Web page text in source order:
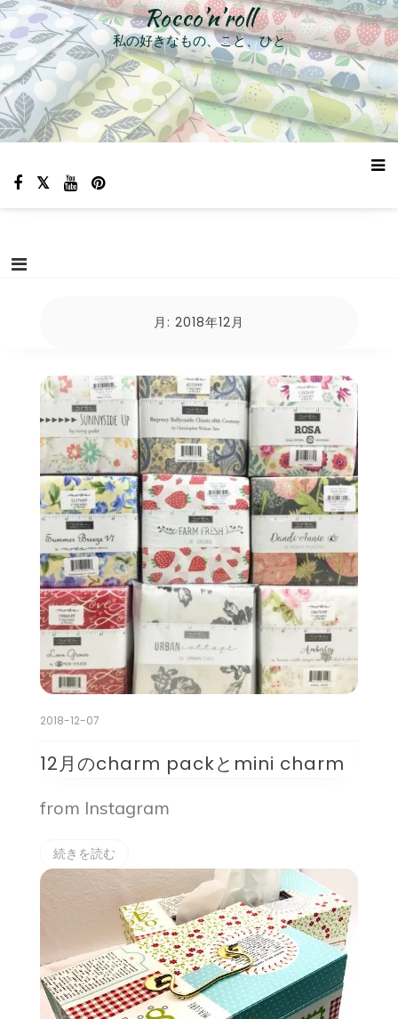
コ
テ
ツ
へ
ス
キ
Rocco’n’roll
私の好きなもの、こと、ひと
月: 2018年12月
2018-12-07
12月のcharm packとmini charm
from Instagram
続きを読む